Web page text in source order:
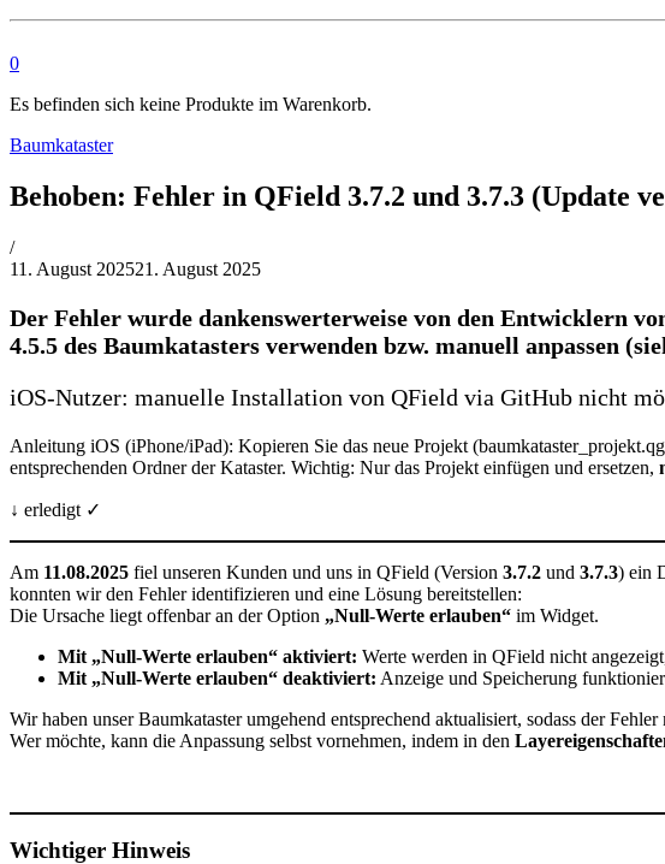
0
Es befinden sich keine Produkte im Warenkorb.
Baumkataster
Behoben: Fehler in QField 3.7.2 und 3.7.3 (Update
von
Philipp
/
11. August 202521. August 2025
Der Fehler wurde dankenswerterweise von den Entwicklern
4.5.5 des Baumkatasters verwenden bzw. manuell anpassen
iOS-Nutzer: manuelle Installation von QField via GitHub nicht
Anleitung iOS (iPhone/iPad): Kopieren Sie das neue Projekt
entsprechenden Ordner der Kataster. Wichtig: Nur das Projekt einfügen und ersetzen,
↓ erledigt ✓
Am 11.08.2025 fiel unseren Kunden und uns in QField (Version 3.7.2 und 3.7.3) ein
konnten wir den Fehler identifizieren und eine Lösung bereitstellen:
Die Ursache liegt offenbar an der Option „Null-Werte erlauben“ im Widget.
Mit „Null-Werte erlauben“ aktiviert: Werte werden in QField nicht
Mit „Null-Werte erlauben“ deaktiviert: Anzeige und Speicherung
Wir haben unser Baumkataster umgehend entsprechend aktualisiert, sodass der
Wer möchte, kann die Anpassung selbst vornehmen, indem in den
Wichtiger Hinweis